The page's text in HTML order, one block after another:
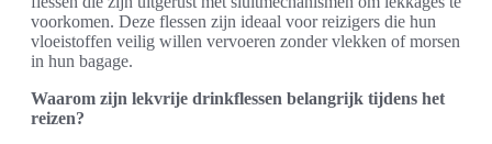
voorkomen. Deze flessen zijn ideaal voor reizigers die hun
vloeistoffen veilig willen vervoeren zonder vlekken of morsen
in hun bagage.
Waarom zijn lekvrije drinkflessen belangrijk tijdens het
reizen?